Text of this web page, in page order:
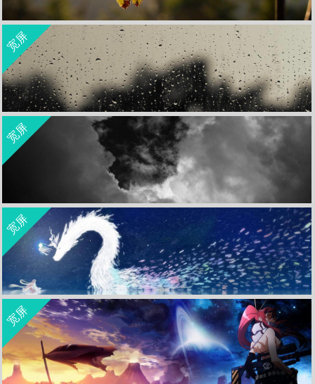
双监视器宽屏壁纸
宽屏
双监视器宽屏壁纸
立 即 下 载
宽屏
双监视器宽屏壁纸
立 即 下 载
收 藏
宽屏
双监视器宽屏壁纸
收 藏
宽屏
立 即 下 载
收 藏
立 即 下 载
收 藏